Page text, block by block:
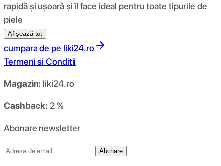
rapidă și ușoară și îl face ideal pentru toate tipurile de
piele
Afișează tot
cumpara de pe liki24.ro
Termeni si Conditii
Magazin: liki24.ro
Cashback: 2 %
Abonare newsletter
Abonare